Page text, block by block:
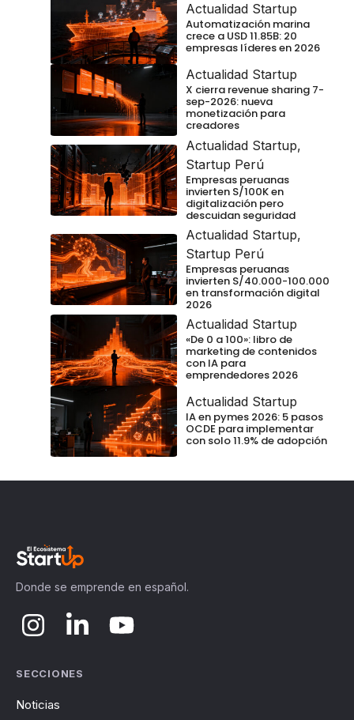
Actualidad Startup
Automatización marina
crece a USD 11.85B: 20
empresas líderes en 2026
Actualidad Startup
X cierra revenue sharing 7-
sep-2026: nueva
monetización para
creadores
Actualidad Startup,
Startup Perú
Empresas peruanas
invierten S/100K en
digitalización pero
descuidan seguridad
Actualidad Startup,
Startup Perú
Empresas peruanas
invierten S/40.000-100.000
en transformación digital
2026
Actualidad Startup
«De 0 a 100»: libro de
marketing de contenidos
con IA para
emprendedores 2026
Actualidad Startup
IA en pymes 2026: 5 pasos
OCDE para implementar
con solo 11.9% de adopción
Donde se emprende en español.
SECCIONES
Noticias